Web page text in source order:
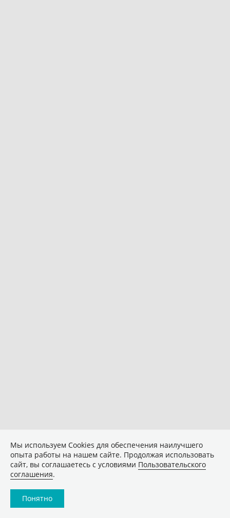
Мы используем Сookies для обеспечения наилучшего
опыта работы на нашем сайте. Продолжая использовать
сайт, вы соглашаетесь с условиями Пользовательского
соглашения.
Понятно